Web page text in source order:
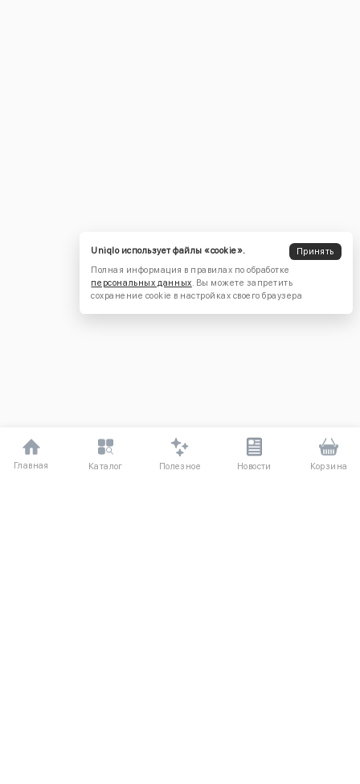
Главная Каталог Полезное Новости Корзина
Uniqlo использует файлы «cookie».
Принять
Полная информация в правилах по обработке
персональных данных. Вы можете запретить
сохранение cookie в настройках своего браузера